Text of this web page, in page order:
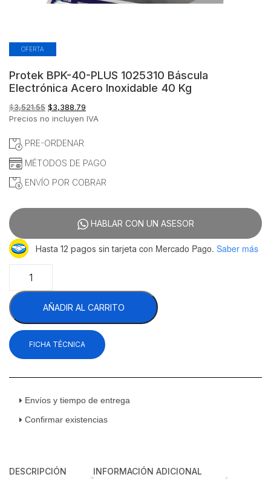
OFERTA
Protek BPK-40-PLUS 1025310 Báscula
Electrónica Acero Inoxidable 40 Kg
$3,521.55 El
precio
era:
$3,388.79
precio
Precios no incluyen IVA
PRE-ORDENAR
MÉTODOS DE PAGO
ENVÍO POR COBRAR
HABLAR CON UN ASESOR
Hasta 12 pagos sin tarjeta con Mercado Pago. Saber más
40-
PLUS
1025310
Báscula
Electrónica
Acero
AÑADIR AL CARRITO
FICHA TÉCNICA
Envíos y tiempo de entrega
Confirmar existencias
DESCRIPCIÓN INFORMACIÓN ADICIONAL